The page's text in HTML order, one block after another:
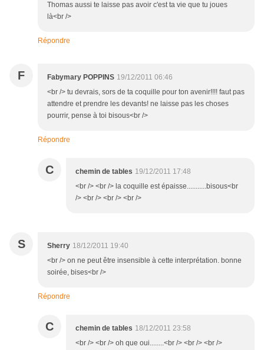
Thomas aussi te laisse pas avoir c'est ta vie que tu joues
là<br />
Répondre
F Fabymary POPPINS 19/12/2011 06:46
<br /> tu devrais, sors de ta coquille pour ton avenir!!!! faut pas
attendre et prendre les devants! ne laisse pas les choses
pourrir, pense à toi bisous<br />
Répondre
C chemin de tables 19/12/2011 17:48
<br /> <br /> la coquille est épaisse...........bisous<br
/> <br /> <br /> <br />
S Sherry 18/12/2011 19:40
<br /> on ne peut être insensible à cette interprétation. bonne
soirée, bises<br />
Répondre
C chemin de tables 18/12/2011 23:58
<br /> <br /> oh que oui........<br /> <br /> <br />